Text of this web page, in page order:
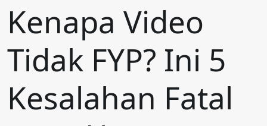
Kenapa Video
Tidak FYP? Ini 5
Kesalahan Fatal